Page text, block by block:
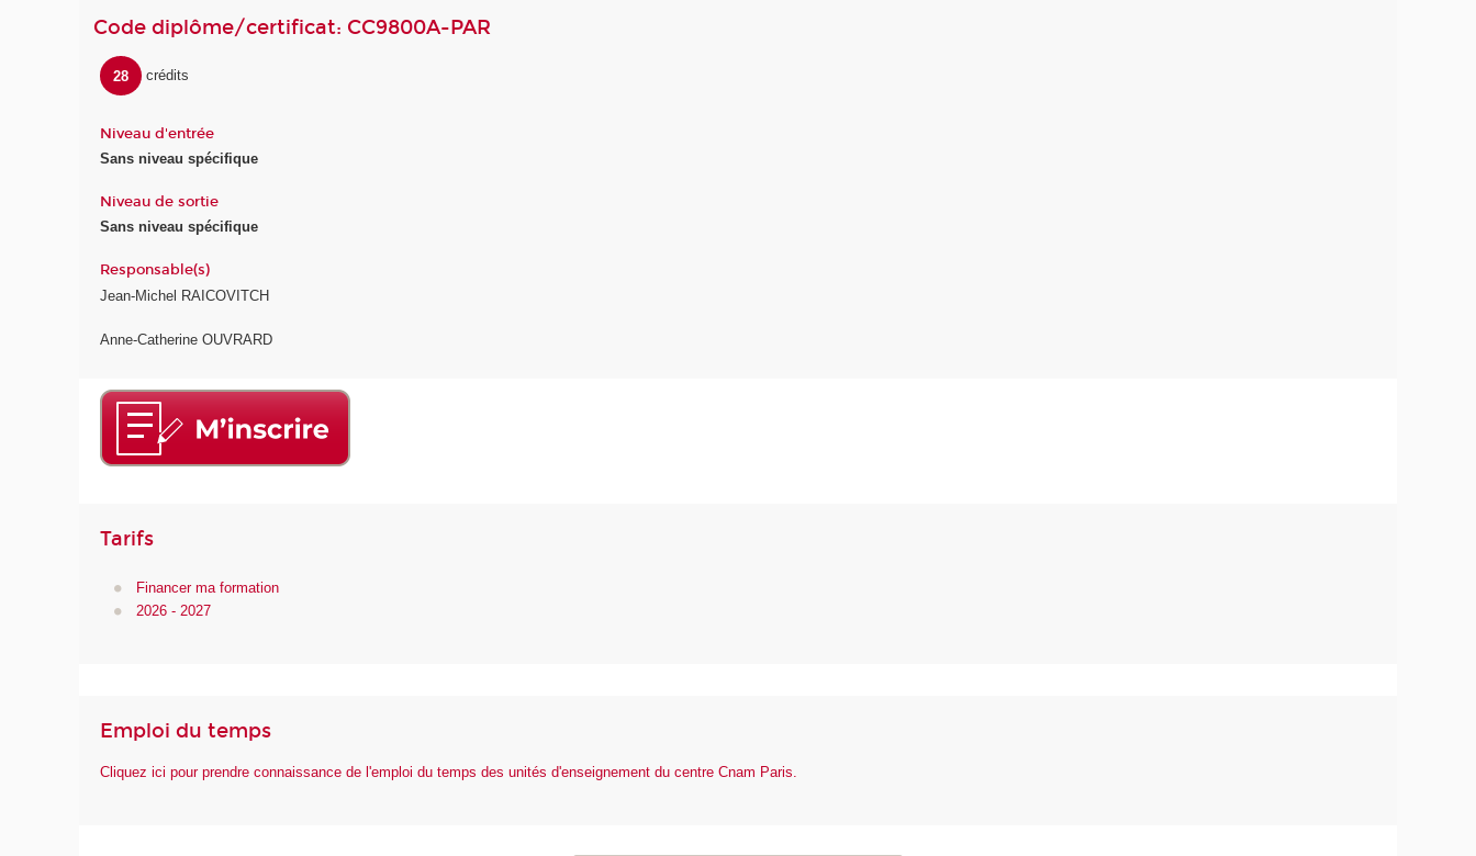
Code diplôme/certificat: CC9800A-PAR
28 crédits
Niveau d'entrée
Sans niveau spécifique
Niveau de sortie
Sans niveau spécifique
Responsable(s)
Jean-Michel RAICOVITCH
Anne-Catherine OUVRARD
Tarifs
Financer ma formation
2026 - 2027
Emploi du temps
Cliquez ici pour prendre connaissance de l'emploi du temps des unités d'enseignement du centre Cnam Paris.